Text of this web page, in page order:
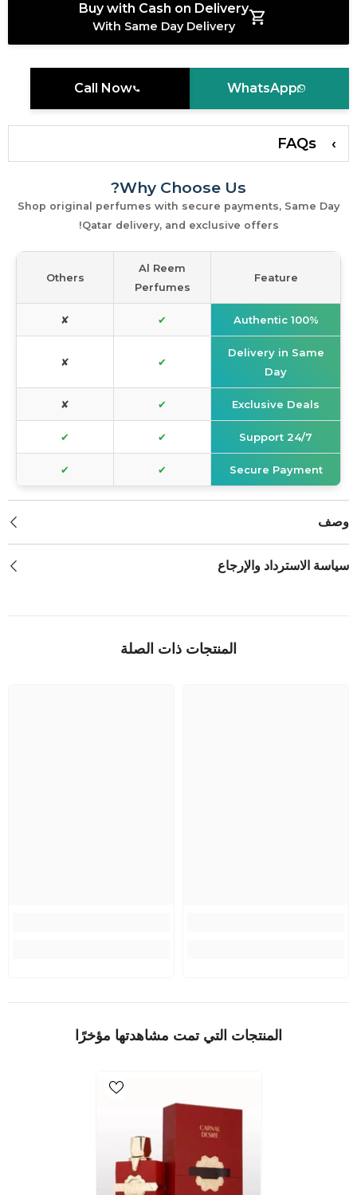
Buy with Cash on Delivery
With Same Day Delivery
WhatsApp
Call Now
FAQs
Why Choose Us?
Shop original perfumes with secure payments, Same Day
Qatar delivery, and exclusive offers!
Feature
Al Reem
Perfumes
Others
100% Authentic
✔
✘
Delivery in Same
Day
✔
✘
Exclusive Deals
✔
✘
24/7 Support
✔
✔
Secure Payment
✔
✔
وصف
سياسة الاسترداد والإرجاع
المنتجات ذات الصلة
المنتجات التي تمت مشاهدتها مؤخرًا